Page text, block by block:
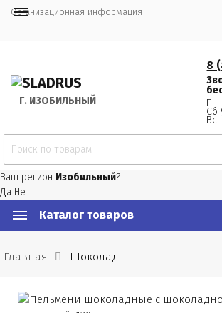
Организационная информация
Г. ИЗОБИЛЬНЫЙ
8
Сб
Вс
Ваш регион Изобильный?
Да Нет
Каталог товаров
Главная Шоколад